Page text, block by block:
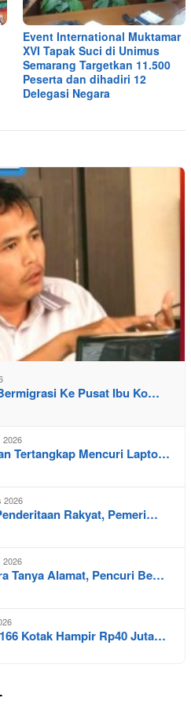
Event International Muktamar
XVI Tapak Suci di Unimus
Semarang Targetkan 11.500
Peserta dan dihadiri 12
Delegasi Negara
Ke Pusat Ibu Ko…
2026
Tertangkap Mencuri Lapto…
2026
Rakyat, Pemeri…
2026
Tanya Alamat, Pencuri Be…
Kotak Hampir Rp40 Juta…